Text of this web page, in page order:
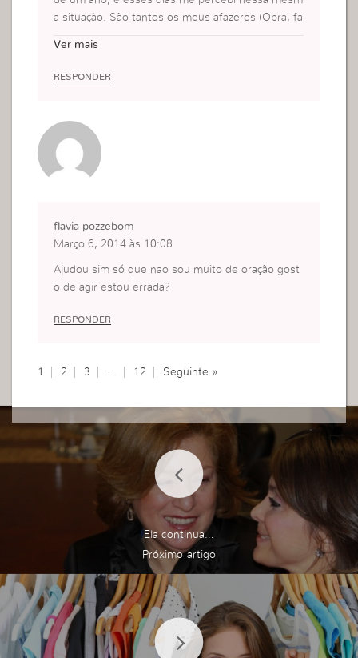
a situação. São tantos os meus afazeres (Obra, fa
e pensei o porque disso, foi aí que fiz algo o que
por conta da correria, do cansaço deixei de fazer:
Parar, e ouvir à Deus.
Gracas à Deus, Ele me mostrou antes que aconte
Obrigada, por me ajudar.
Ver mais
RESPONDER
flavia pozzebom
Março 6, 2014 às 10:08
Ajudou sim só que nao sou muito de oração gost
o de agir estou errada?
RESPONDER
1 2 3 … 12 Seguinte »
Ela continua…